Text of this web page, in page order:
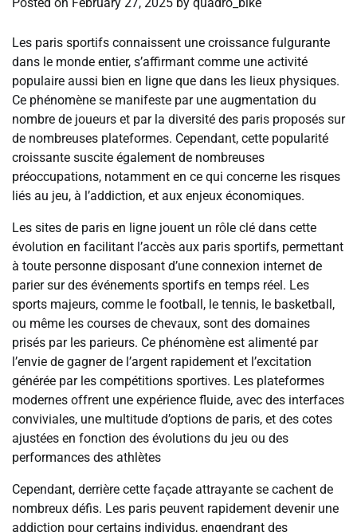
Les paris sportifs connaissent une croissance fulgurante
dans le monde entier, s’affirmant comme une activité
populaire aussi bien en ligne que dans les lieux physiques.
Ce phénomène se manifeste par une augmentation du
nombre de joueurs et par la diversité des paris proposés sur
de nombreuses plateformes. Cependant, cette popularité
croissante suscite également de nombreuses
préoccupations, notamment en ce qui concerne les risques
liés au jeu, à l’addiction, et aux enjeux économiques.
Les sites de paris en ligne jouent un rôle clé dans cette
évolution en facilitant l’accès aux paris sportifs, permettant
à toute personne disposant d’une connexion internet de
parier sur des événements sportifs en temps réel. Les
sports majeurs, comme le football, le tennis, le basketball,
ou même les courses de chevaux, sont des domaines
prisés par les parieurs. Ce phénomène est alimenté par
l’envie de gagner de l’argent rapidement et l’excitation
générée par les compétitions sportives. Les plateformes
modernes offrent une expérience fluide, avec des interfaces
conviviales, une multitude d’options de paris, et des cotes
ajustées en fonction des évolutions du jeu ou des
performances des athlètes
Cependant, derrière cette façade attrayante se cachent de
nombreux défis. Les paris peuvent rapidement devenir une
addiction pour certains individus, engendrant des